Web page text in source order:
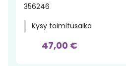
356246
Kysy toimitusaika
47,00 €